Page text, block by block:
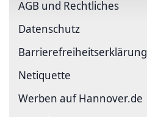
AGB und Rechtliches
Datenschutz
Barriere­freiheits­erklärung
Netiquette
Werben auf Hannover.de